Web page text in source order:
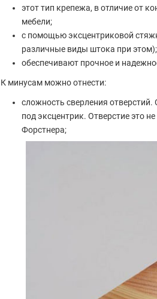
этот тип крепежа, в отличие от
мебели;
с помощью эксцентриковой
различные виды штока при этом);
обеспечивают прочное и
К минусам можно отнести:
сложность сверления
под эксцентрик. Отверстие это
Форстнера;